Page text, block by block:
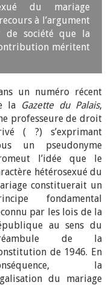
du mariage
à l’argument
de société que la
méritent
un numéro récent
la Gazette du Palais,
professeure de droit
( ?) s’exprimant
un pseudonyme
l’idée que le
hétérosexué du
constituerait un
fondamental
par les lois de la
au sens du
de la
de 1946. En
la
du mariage